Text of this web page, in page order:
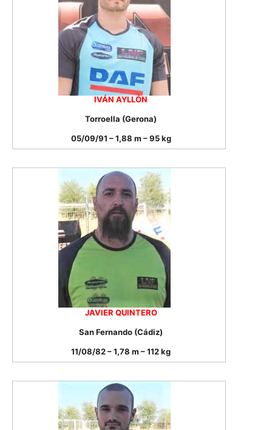
IVÁN AYLLÓN
Torroella (Gerona)
05/09/91 – 1,88 m – 95 kg
JAVIER QUINTERO
San Fernando (Cádiz)
11/08/82 – 1,78 m – 112 kg